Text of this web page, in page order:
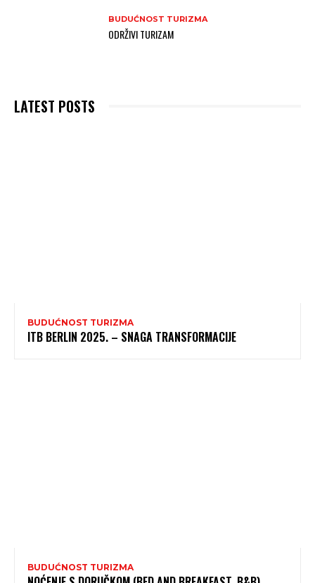
BUDUĆNOST TURIZMA
ODRŽIVI TURIZAM
LATEST POSTS
BUDUĆNOST TURIZMA
ITB BERLIN 2025. – SNAGA TRANSFORMACIJE
BUDUĆNOST TURIZMA